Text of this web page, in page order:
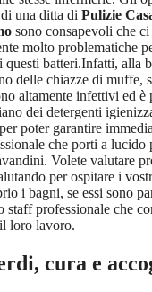
una ditta di Pulizie
sono consapevoli che
molto problematiche
batteri.Infatti, alla
delle chiazze di muffe,
altamente infettivi ed è
dei detergenti
poter garantire
che porti a lucido
Volete valutare
per ospitare i
i bagni, se essi sono
staff professionale che
loro lavoro.
cura e